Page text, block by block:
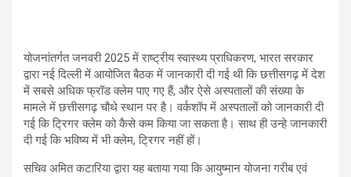
योजनांतर्गत जनवरी 2025 में राष्ट्रीय स्वास्थ्य प्राधिकरण, भारत सरकार
द्वारा नई दिल्ली में आयोजित बैठक में जानकारी दी गई थी कि छत्तीसगढ़ में देश
में सबसे अधिक फ्रॉड क्लेम पाए गए हैं, और ऐसे अस्पतालों की संख्या के
मामले में छत्तीसगढ़ चौथे स्थान पर है। वर्कशॉप में अस्पतालों को जानकारी दी
गई कि ट्रिगर क्लेम को कैसे कम किया जा सकता है। साथ ही उन्हे जानकारी
दी गई कि भविष्य में भी क्लेम, ट्रिगर नहीं हों।
सचिव अमित कटारिया द्वारा यह बताया गया कि आयुष्मान योजना गरीब एवं